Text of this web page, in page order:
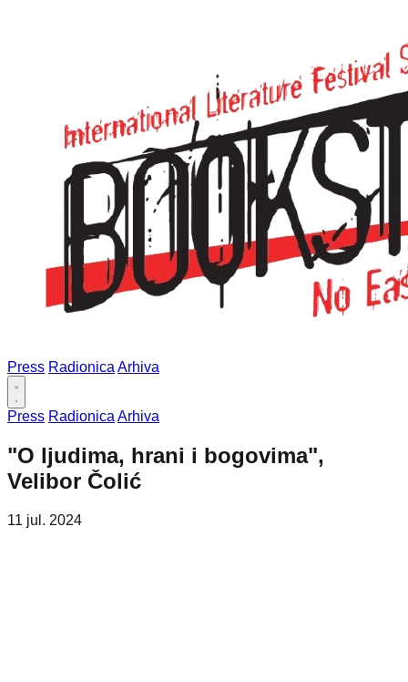
Press Radionica Arhiva
Press Radionica Arhiva
"O ljudima, hrani i bogovima",
Velibor Čolić
11 jul. 2024